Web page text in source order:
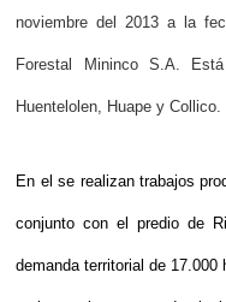
noviembre del 2013 a la
Forestal Mininco S.A.
Huentelolen, Huape y Collico.
En el se realizan trabajos
conjunto con el predio de
demanda territorial de